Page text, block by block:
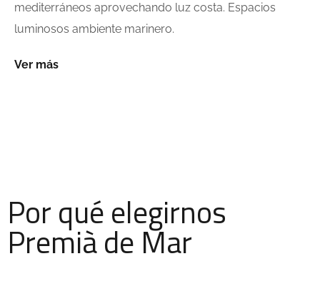
mediterráneos aprovechando luz costa. Espacios
luminosos ambiente marinero.
Ver más
Por qué elegirnos
Premià de Mar